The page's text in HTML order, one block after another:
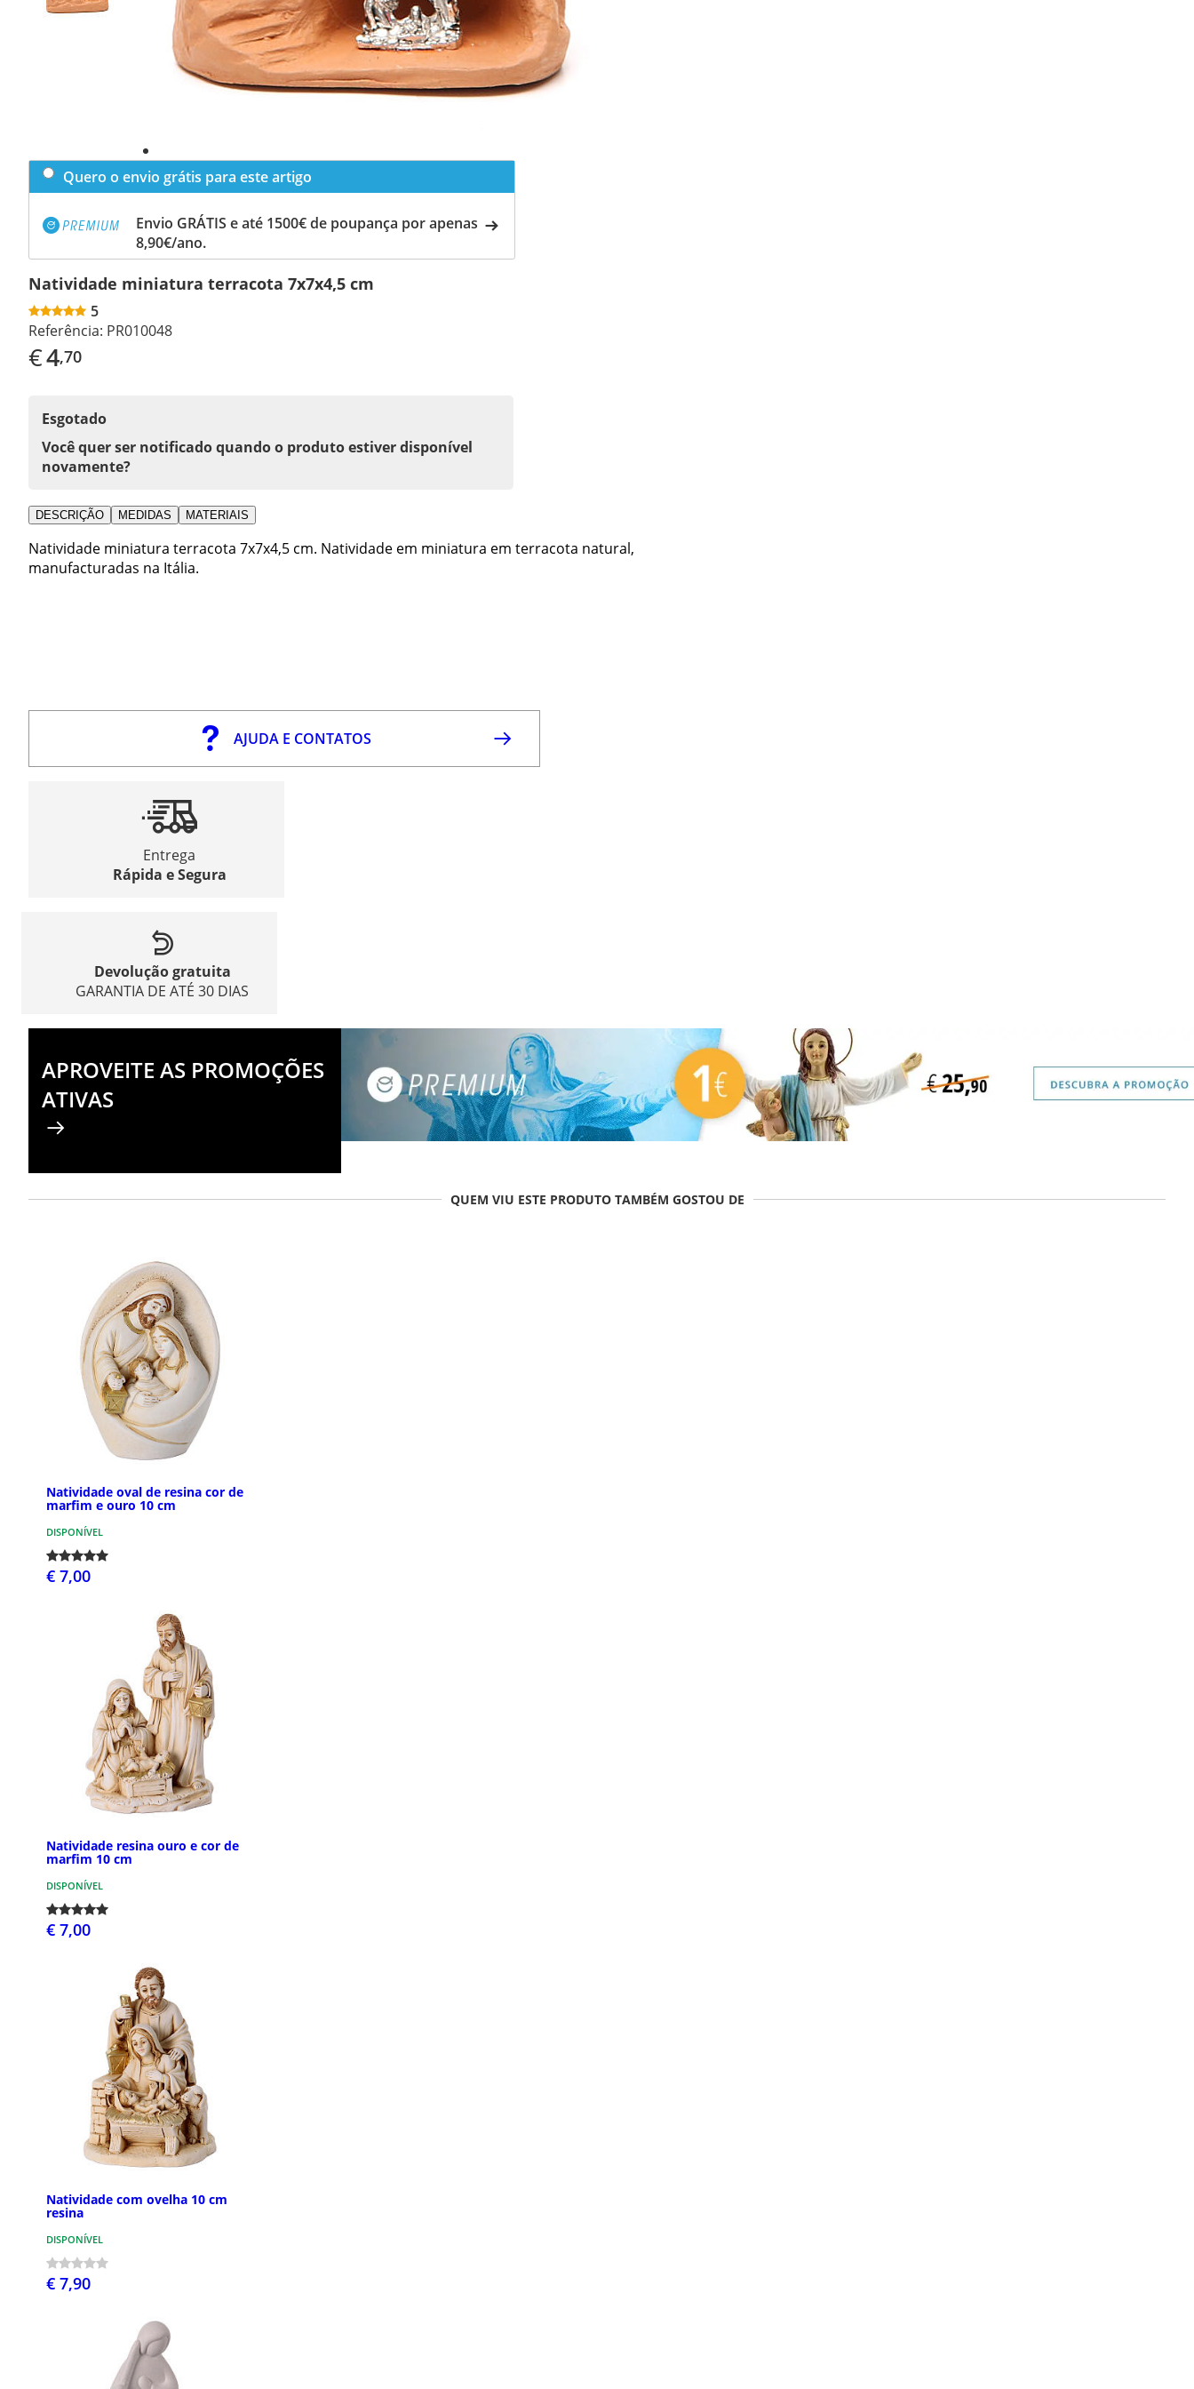
Quero o envio grátis para este artigo
Envio GRÁTIS e até 1500€ de poupança por apenas
8,90€/ano.
Natividade miniatura terracota 7x7x4,5 cm
5
Referência: PR010048
€4,70
Esgotado
Você quer ser notificado quando o produto estiver disponível
novamente?
DESCRIÇÃO MEDIDAS MATERIAIS
Natividade miniatura terracota 7x7x4,5 cm. Natividade em miniatura em terracota natural,
manufacturadas na Itália.
AJUDA E CONTATOS
Entrega
Rápida e Segura
Devolução gratuita
GARANTIA DE ATÉ 30 DIAS
APROVEITE AS PROMOÇÕES
ATIVAS
QUEM VIU ESTE PRODUTO TAMBÉM GOSTOU DE
Natividade oval de resina cor de
marfim e ouro 10 cm
DISPONÍVEL
€ 7,00
Natividade resina ouro e cor de
marfim 10 cm
DISPONÍVEL
€ 7,00
Natividade com ovelha 10 cm
resina
DISPONÍVEL
€ 7,90